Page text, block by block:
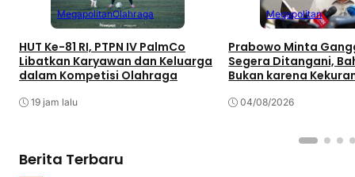
MegapolitanOlahraga
HUT Ke-81 RI, PTPN IV PalmCo
Libatkan Karyawan dan Keluarga
dalam Kompetisi Olahraga
19 jam lalu
Megapolitan
Prabowo Minta
Segera Ditangani,
Bukan karena
04/08/2026
Berita Terbaru